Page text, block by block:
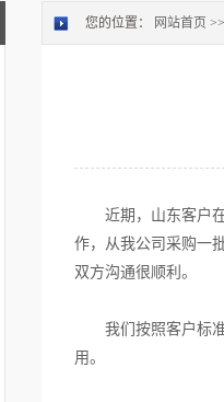
您的位置： 网站首页
近期，山东客户在
作，从我公司采购一
双方沟通很顺利。
我们按照客户标准
用。